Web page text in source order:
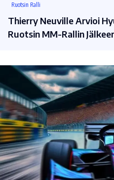
Ruotsin Ralli
Thierry Neuville Arvioi
Ruotsin MM-Rallin